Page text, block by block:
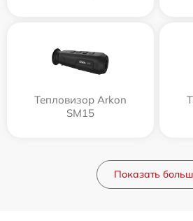
Тепловизор Arkon
SM15
Показать